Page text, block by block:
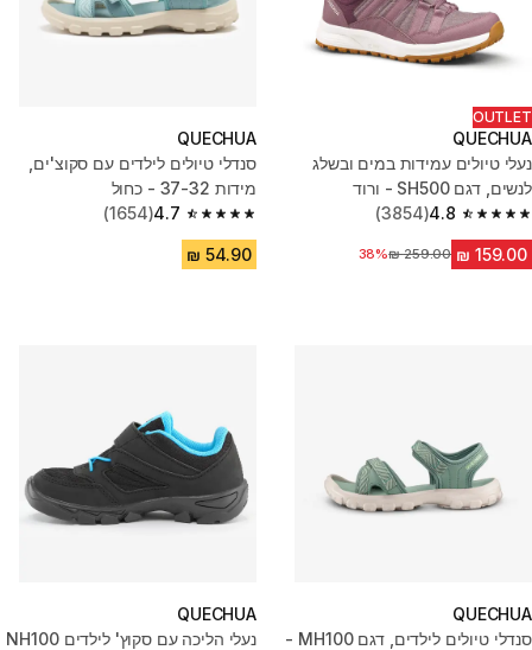
OUTLET
QUECHUA
נעלי טיולים עמידות במים ובשלג
לנשים, דגם SH500 - ורוד
4.8
4.8 out of 5 stars from 3854 reviews
(3854)
מחיר לפני הנחה
38%
QUECHUA
סנדלי טיולים לילדים עם סקוצ'ים,
מידות 37-32 - כחול
4.7
4.7 out of 5 stars from 1654 reviews
(1654)
QUECHUA
סנדלי טיולים לילדים, דגם MH100 -
QUECHUA
נעלי הליכה עם סקוץ' לילדים NH100